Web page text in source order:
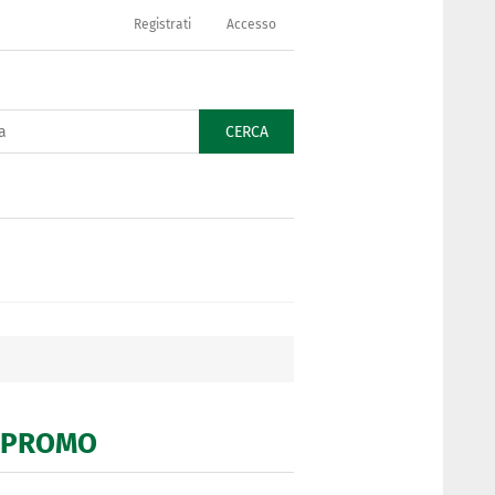
Registrati Accesso
CERCA